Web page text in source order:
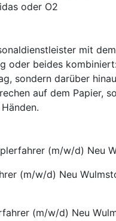
oder O2
mit
oder beides
sondern darüber
auf dem Papier,
(m/w/d) Neu
(m/w/d) Neu
(m/w/d) Neu